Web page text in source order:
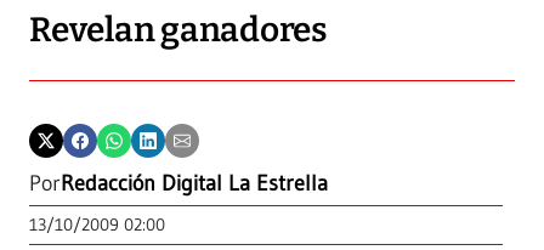
Revelan ganadores
PorRedacción Digital La Estrella
13/10/2009 02:00